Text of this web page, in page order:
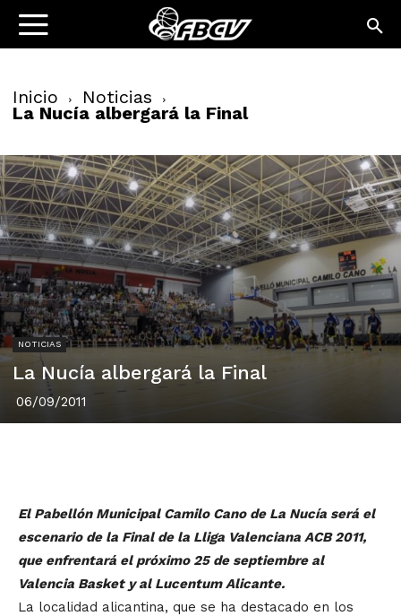
Inicio Noticias
La Nucía albergará la Final
NOTICIAS
La Nucía albergará la Final
06/09/2011
El Pabellón Municipal Camilo Cano de La Nucía será el
escenario de la Final de la Lliga Valenciana ACB 2011,
que enfrentará el próximo 25 de septiembre al
Valencia Basket y al Lucentum Alicante.
La localidad alicantina, que se ha destacado en los